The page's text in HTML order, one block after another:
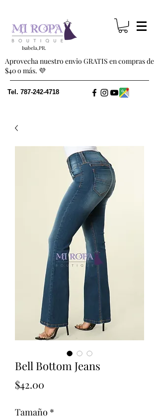
Isabela,PR.
Aprovecha nuestro envio GRATIS en compras de
$40 o más. 💜
Tel. 787-242-4718
Bell Bottom Jeans
$42.00
Tamaño *